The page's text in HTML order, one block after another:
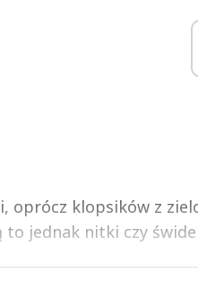
oprócz klopsików z
to jednak nitki czy